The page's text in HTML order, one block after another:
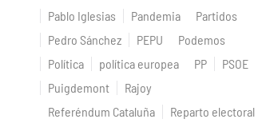
Pablo Iglesias
Pandemia
Partidos
Pedro Sánchez
PEPU
Podemos
Política
política europea PP
PSOE
Puigdemont
Rajoy
Referéndum Cataluña
Reparto electoral